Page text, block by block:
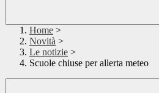
Home >
Novità >
Le notizie >
Scuole chiuse per allerta meteo